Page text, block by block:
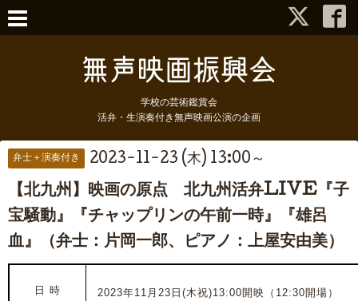
学校の芸術鑑賞会
活弁・生演奏付き無声映画公演の企画
弁士＋演奏付き 2023-11-23 (木) 13:00～
【北九州】映画の原点 北九州活弁LIVE『子
宝騒動』『チャップリンの午前一時』『雄呂
血』（弁士：片岡一郎、ピアノ：上屋安由美）
日 時 2023年11月23日(木祝)13:00開映（12:30開場）